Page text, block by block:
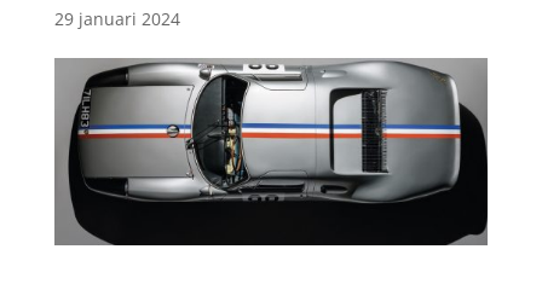
29 januari 2024